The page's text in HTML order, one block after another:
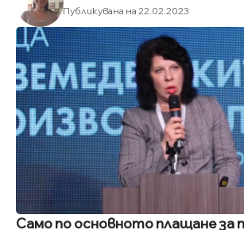
Публикувана на 22.02.2023
Само по основното плащане за